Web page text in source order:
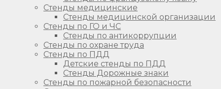
Стенды медицинские
Стенды медицинской организации
Стенды по ГО и ЧС
Стенды по антикоррупции
Стенды по охране труда
Стенды по ПДД
Детские стенды по ПДД
Стенды Дорожные знаки
Стенды по пожарной безопасности